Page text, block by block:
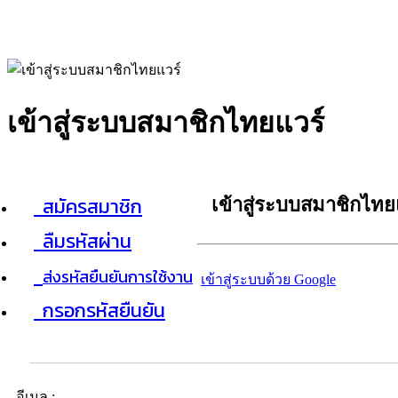
เข้าสู่ระบบสมาชิกไทยแวร์
สมัครสมาชิก
ลืมรหัสผ่าน
ส่งรหัสยืนยันการใช้งาน
กรอกรหัสยืนยัน
เข้าสู่ระบบสมาชิกไท
เข้าสู่ระบบด้วย Google